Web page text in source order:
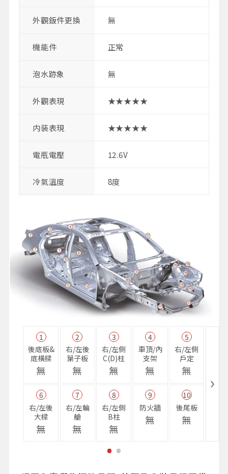
外觀鈑件更換 無
機能件 正常
泡水跡象 無
外觀表現 ★★★★★
内装表現 ★★★★★
電瓶電壓 12.6V
冷氣溫度 8度
1
後底板&
底橫樑
無
2
右/左後
葉子板
無
3
右/左側
C(D)柱
無
4
車頂/內
支架
無
5
右/左側
戶定
無
6
右/左後
大樑
無
7
右/左輪
艙
無
8
右/左側
B柱
無
9
防火牆
無
10
後尾板
無